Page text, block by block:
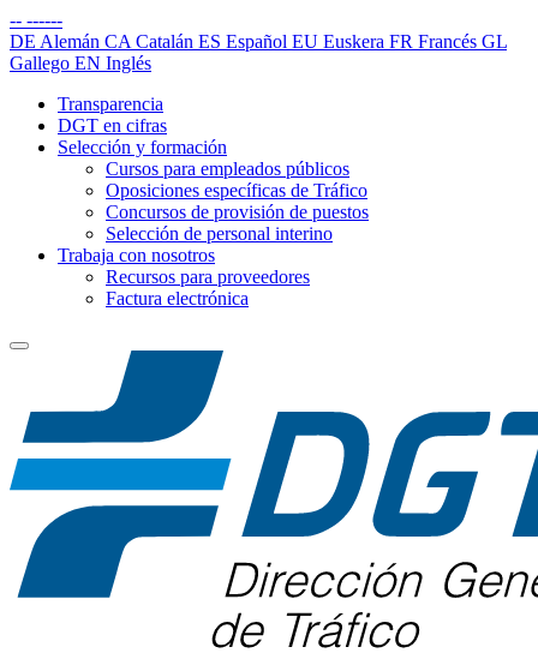
-- ------
DE Alemán CA Catalán ES Español EU Euskera FR Francés GL
Gallego EN Inglés
Transparencia
DGT en cifras
Selección y formación
Cursos para empleados públicos
Oposiciones específicas de Tráfico
Concursos de provisión de puestos
Selección de personal interino
Trabaja con nosotros
Recursos para proveedores
Factura electrónica